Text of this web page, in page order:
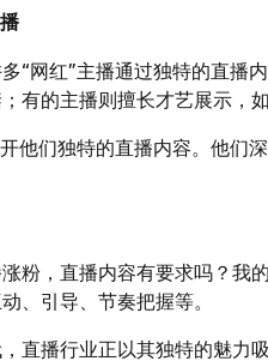
“网红”主播通过独特的直播
有的主播则擅长才艺展示，
他们独特的直播内容。他们
粉，直播内容有要求吗？我
、引导、节奏把握等。
直播行业正以其独特的魅力